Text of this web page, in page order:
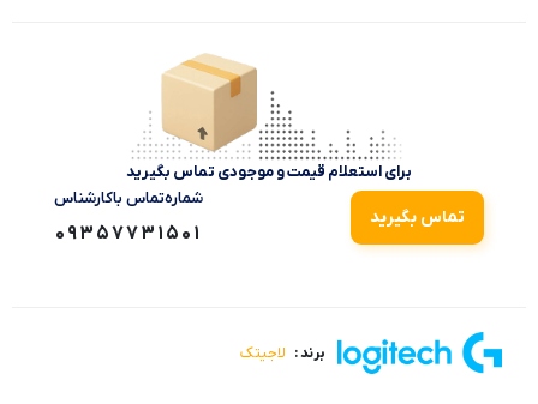
برای استعلام قیمت و موجودی تماس بگیرید
تماس بگیرید
شماره‌تماس‌ با‌کارشناس
09357731501
برند : لاجیتک